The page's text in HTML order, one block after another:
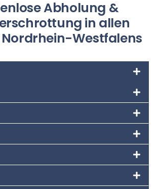
Abholung &
in allen
Westfalens